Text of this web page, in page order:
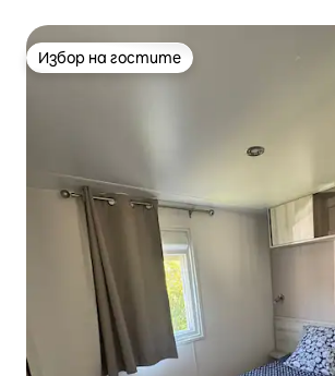
Избор на гостите
Избор на гостите